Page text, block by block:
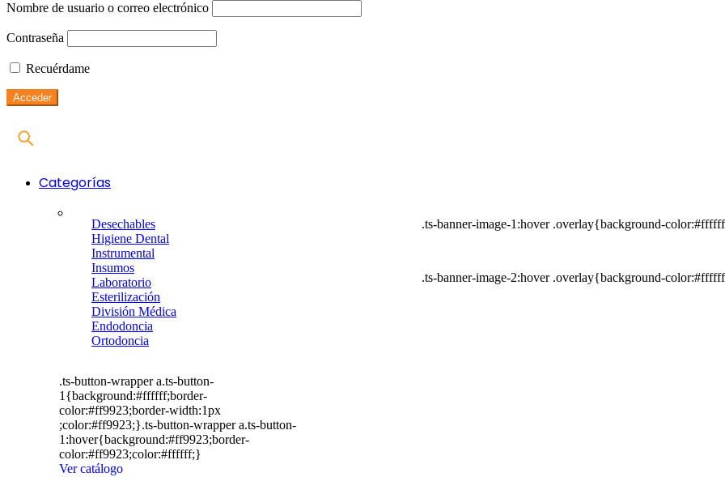
Nombre de usuario o correo electrónico
Contraseña
Recuérdame
Categorías
Desechables
Higiene Dental
Instrumental
Insumos
Laboratorio
Esterilización
División Médica
Endodoncia
Ortodoncia
.ts-button-wrapper a.ts-button-
1{background:#ffffff;border-
color:#ff9923;border-width:1px
;color:#ff9923;}.ts-button-wrapper a.ts-button-
1:hover{background:#ff9923;border-
color:#ff9923;color:#ffffff;}
Ver catálogo
.ts-banner-image-1:hover .overlay{background-
.ts-banner-image-2:hover .overlay{background-